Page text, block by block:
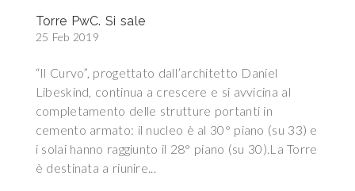
Torre PwC. Si sale
25 Feb 2019
“Il Curvo”, progettato dall’architetto Daniel
Libeskind, continua a crescere e si avvicina al
completamento delle strutture portanti in
cemento armato: il nucleo è al 30° piano (su 33) e
i solai hanno raggiunto il 28° piano (su 30).La Torre
è destinata a riunire...